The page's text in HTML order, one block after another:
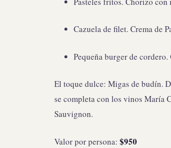
Cazuela de filet. Crema de
Pequeña burger de
El toque dulce: Migas de budín.
se completa con los vinos María
Sauvignon.
Valor por persona: $950